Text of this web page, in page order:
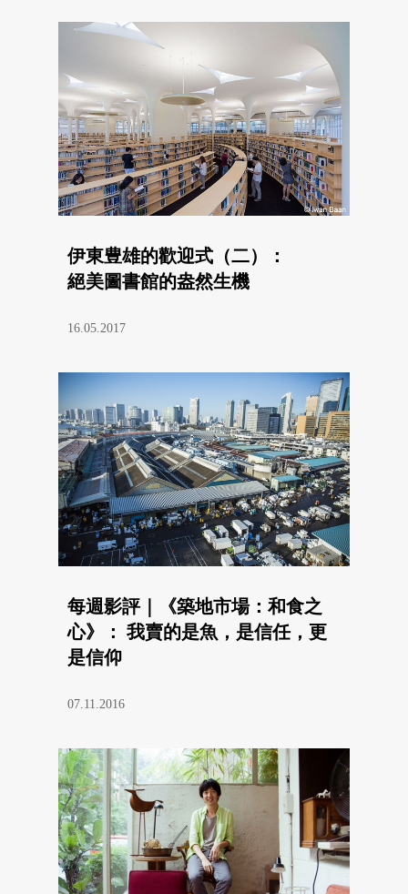
伊東豊雄的歡迎式（二）：
絕美圖書館的盎然生機
16.05.2017
每週影評｜《築地市場：和食之
心》： 我賣的是魚，是信任，更
是信仰
07.11.2016